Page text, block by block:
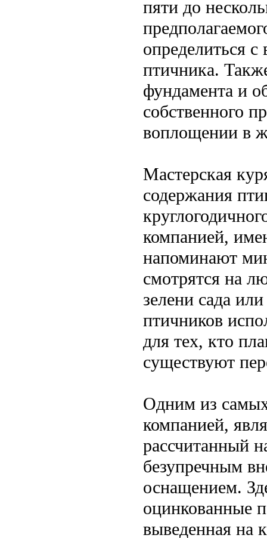
пяти до
определиться
птичника.
фундамента и
собственного
воплощении в
Мастерская
содержания
компанией,
напоминают
смотрятся на
зелени сада
птичников
для тех, кто
существуют
Одним из
компанией,
рассчитанный
безупречным
оснащением.
оцинкованные
выведенная на